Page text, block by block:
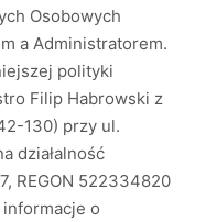
Osobowych
a Administratorem.
polityki
Filip Habrowski z
130) przy ul.
działalność
REGON 522334820
o